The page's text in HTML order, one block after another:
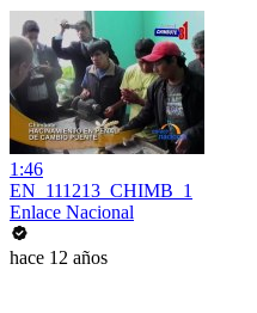
1:46
EN_111213_CHIMB_1
Enlace Nacional
hace 12 años